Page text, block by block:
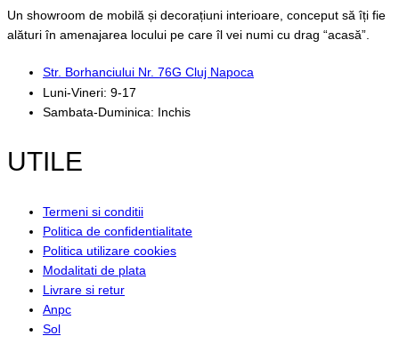
Un showroom de mobilă și decorațiuni interioare, conceput să îți fie
alături în amenajarea locului pe care îl vei numi cu drag “acasă”.
Str. Borhanciului Nr. 76G Cluj Napoca
Luni-Vineri: 9-17
Sambata-Duminica: Inchis
UTILE
Termeni si conditii
Politica de confidentialitate
Politica utilizare cookies
Modalitati de plata
Livrare si retur
Anpc
Sol